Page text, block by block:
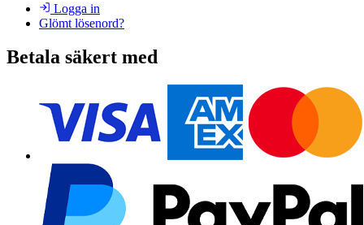
Logga in
Glömt lösenord?
Betala säkert med